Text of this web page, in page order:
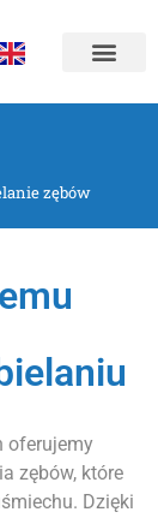
zębów
oferujemy
zębów, które
Dzięki